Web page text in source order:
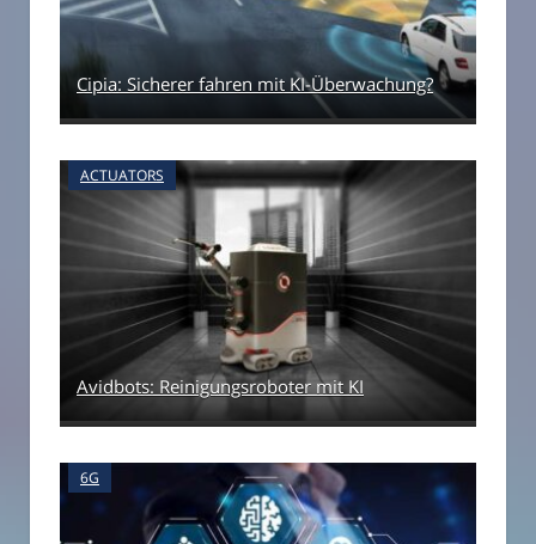
Cipia: Sicherer fahren mit KI-Überwachung?
ACTUATORS
Avidbots: Reinigungsroboter mit KI
6G